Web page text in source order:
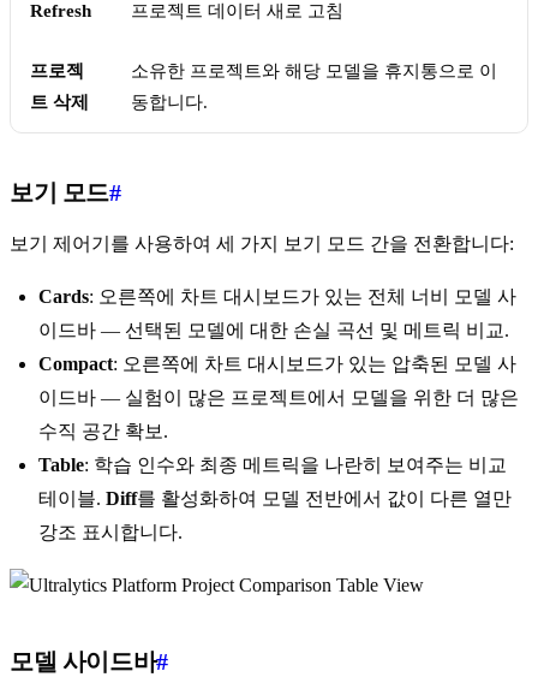
Refresh 프로젝트 데이터 새로 고침
프로젝
트 삭제
소유한 프로젝트와 해당 모델을 휴지통으로 이
동합니다.
보기 모드#
보기 제어기를 사용하여 세 가지 보기 모드 간을 전환합니다:
Cards: 오른쪽에 차트 대시보드가 있는 전체 너비 모델 사
이드바 — 선택된 모델에 대한 손실 곡선 및 메트릭 비교.
Compact: 오른쪽에 차트 대시보드가 있는 압축된 모델 사
이드바 — 실험이 많은 프로젝트에서 모델을 위한 더 많은
수직 공간 확보.
Table: 학습 인수와 최종 메트릭을 나란히 보여주는 비교
테이블. Diff를 활성화하여 모델 전반에서 값이 다른 열만
강조 표시합니다.
모델 사이드바#